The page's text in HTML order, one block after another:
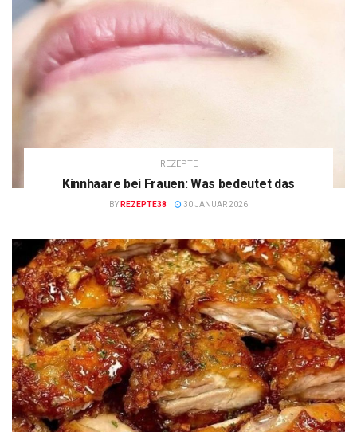
REZEPTE
Kinnhaare bei Frauen: Was bedeutet das
BY REZEPTE38 30 JANUAR 2026